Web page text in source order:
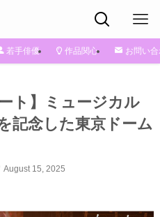
若手俳優 作品関心 お問い
ト】ミュージカル
記念した東京ドーム
August 15, 2025